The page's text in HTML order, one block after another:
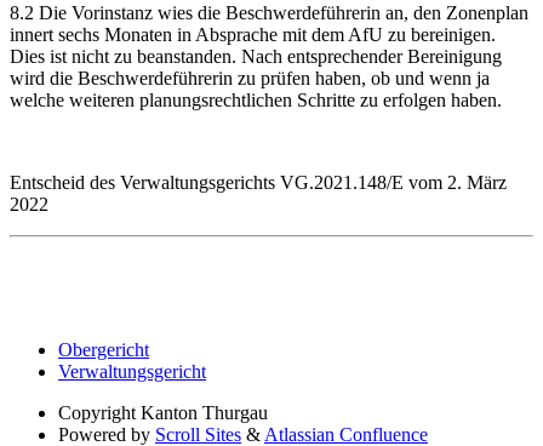
8.2 Die Vorinstanz wies die Beschwerdeführerin an, den Zonenplan
innert sechs Monaten in Absprache mit dem AfU zu bereinigen.
Dies ist nicht zu beanstanden. Nach entsprechender Bereinigung
wird die Beschwerdeführerin zu prüfen haben, ob und wenn ja
welche weiteren planungsrechtlichen Schritte zu erfolgen haben.
Entscheid des Verwaltungsgerichts VG.2021.148/E vom 2. März
2022
Obergericht
Verwaltungsgericht
Copyright Kanton Thurgau
Powered by Scroll Sites &Atlassian Confluence